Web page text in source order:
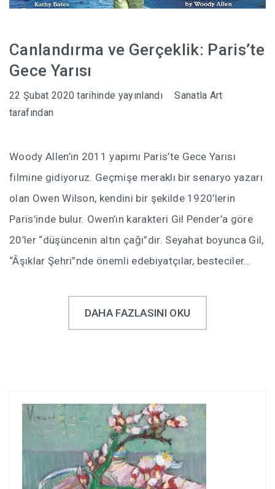
Canlandırma ve Gerçeklik: Paris’te
Gece Yarısı
22 Şubat 2020 tarihinde yayınlandı
Sanatla Art
tarafından
Woody Allen’ın 2011 yapımı Paris’te Gece Yarısı
filmine gidiyoruz. Geçmişe meraklı bir senaryo yazarı
olan Owen Wilson, kendini bir şekilde 1920’lerin
Paris’inde bulur. Owen’ın karakteri Gil Pender’a göre
20’ler “düşüncenin altın çağı”dır. Seyahat boyunca Gil,
“Âşıklar Şehri”nde önemli edebiyatçılar, besteciler…
DAHA FAZLASINI OKU